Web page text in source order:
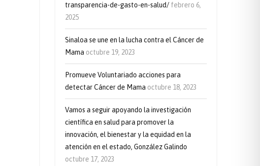
transparencia-de-gasto-en-salud/ febrero 6,
2025
Sinaloa se une en la lucha contra el Cáncer de
Mama octubre 19, 2023
Promueve Voluntariado acciones para
detectar Cáncer de Mama octubre 18, 2023
Vamos a seguir apoyando la investigación
científica en salud para promover la
innovación, el bienestar y la equidad en la
atención en el estado, González Galindo
octubre 17, 2023